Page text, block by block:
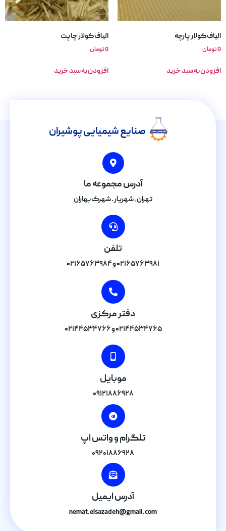
الیاف کولار پارچه
0تومان
افزودن به سبد خرید
الیاف کولار چاپت
0تومان
افزودن به سبد خرید
صنایع شیمیایی پوشیران
آدرس مجموعه ما
تهران , شهریار . شهرک بهاران
تلفن
۰۲۱۶۵۷۶۳۹۸۱ و ۰۲۱۶۵۷۶۳۹۸۴
دفتر مرکزی
۰۲۱۴۴۵۳۴۷۶۵ و ۰۲۱۴۴۵۳۴۷۶۶
موبایل
۰۹۱۲۱۸۸۶۹۲۸
تلگرام و واتس اپ
۰۹۲۰۱۸۸۶۹۲۸
آدرس ایمیل
nemat.eisazadeh@gmail.com